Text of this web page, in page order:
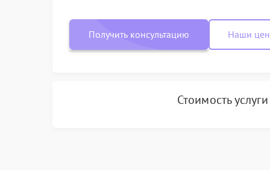
Получить консультацию Наши
Стоимость услуги